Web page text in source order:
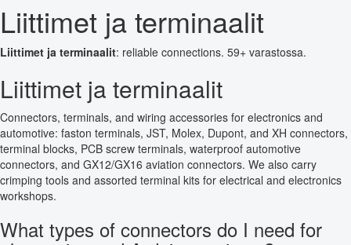
Liittimet ja terminaalit
Liittimet ja terminaalit: reliable connections. 59+ varastossa.
Liittimet ja terminaalit
Connectors, terminals, and wiring accessories for electronics and
automotive: faston terminals, JST, Molex, Dupont, and XH connectors,
terminal blocks, PCB screw terminals, waterproof automotive
connectors, and GX12/GX16 aviation connectors. We also carry
crimping tools and assorted terminal kits for electrical and electronics
workshops.
What types of connectors do I need for